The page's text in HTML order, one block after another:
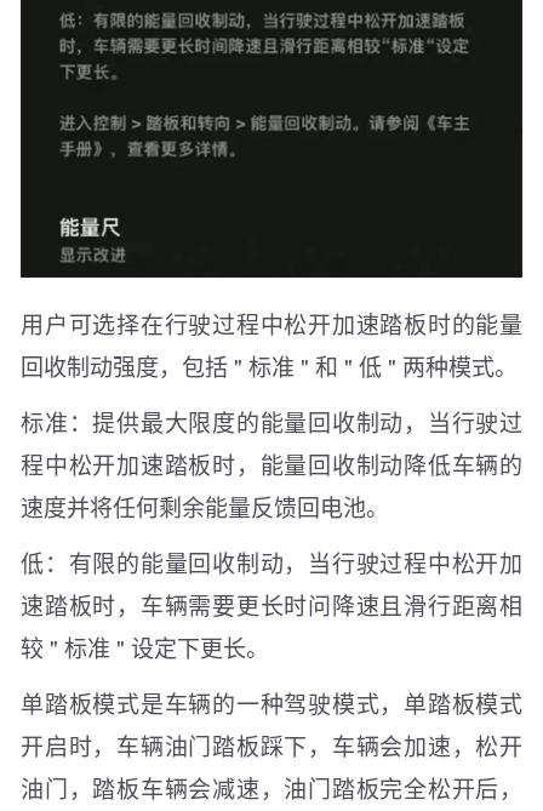
用户可选择在行驶过程中松开加速踏板时的能量
回收制动强度，包括 " 标准 " 和 " 低 " 两种模式。
标准：提供最大限度的能量回收制动，当行驶过
程中松开加速踏板时，能量回收制动降低车辆的
速度并将任何剩余能量反馈回电池。
低：有限的能量回收制动，当行驶过程中松开加
速踏板时，车辆需要更长时问降速且滑行距离相
较 " 标准 " 设定下更长。
单踏板模式是车辆的一种驾驶模式，单踏板模式
开启时，车辆油门踏板踩下，车辆会加速，松开
油门，踏板车辆会减速，油门踏板完全松开后，